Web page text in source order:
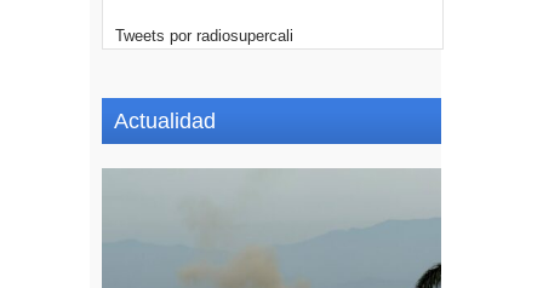
Tweets por radiosupercali
Actualidad